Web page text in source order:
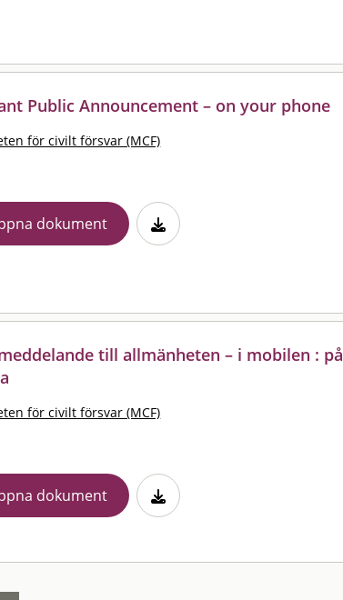
Public Announcement – on your phone
för civilt försvar (MCF)
dokument
till allmänheten – i mobilen : på
för civilt försvar (MCF)
dokument